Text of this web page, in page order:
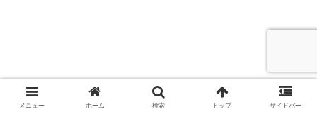
メニュー ホーム 検索 トップ サイドバー